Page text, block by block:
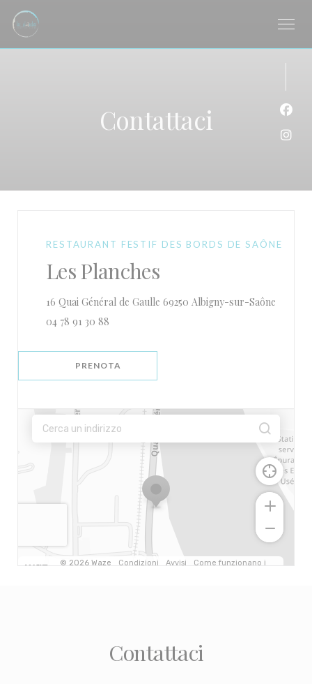
Personalizzazione delle tue scelte sui cookie
Contattaci
RESTAURANT FESTIF DES BORDS DE SAÔNE
Les Planches
16 Quai Général de Gaulle 69250 Albigny-sur-Saône
04 78 91 30 88
PRENOTA
Contattaci